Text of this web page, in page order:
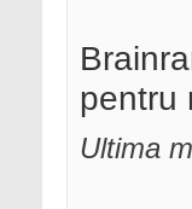
pentru
Ultima